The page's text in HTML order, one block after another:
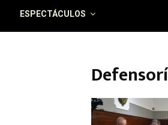
ESPECTÁCULOS